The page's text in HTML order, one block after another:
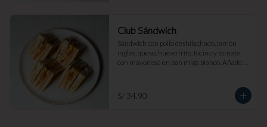
Club Sándwich
Sándwich con pollo deshilachado, jamón
inglés, queso, huevo frito, tocino y tomate,
con mayonesa en pan miga blanco. Añade
S/ 34.90